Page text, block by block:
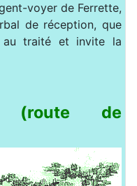
voyer de Ferrette,
de réception, que
au traité et invite la
(route de